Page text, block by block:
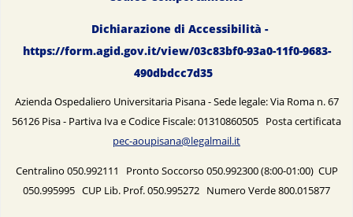
Dichiarazione di Accessibilità -
https://form.agid.gov.it/view/03c83bf0-93a0-11f0-9683-
490dbdcc7d35
Azienda Ospedaliero Universitaria Pisana - Sede legale: Via Roma n. 67
56126 Pisa - Partiva Iva e Codice Fiscale: 01310860505 Posta certificata
pec-aoupisana@legalmail.it
Centralino 050.992111 Pronto Soccorso 050.992300 (8:00-01:00) CUP
050.995995 CUP Lib. Prof. 050.995272 Numero Verde 800.015877